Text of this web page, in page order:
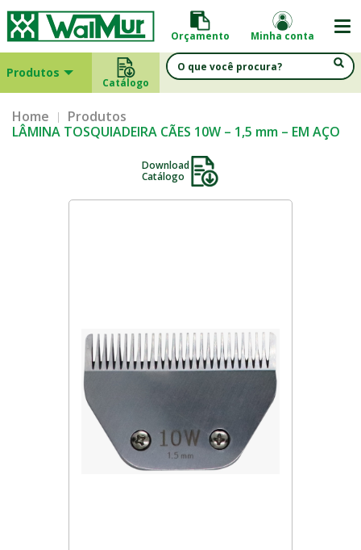
Orçamento Minha conta
Produtos
Catálogo
Home
Produtos
LÂMINA TOSQUIADEIRA CÃES 10W – 1,5 mm – EM AÇO
Download
Catálogo